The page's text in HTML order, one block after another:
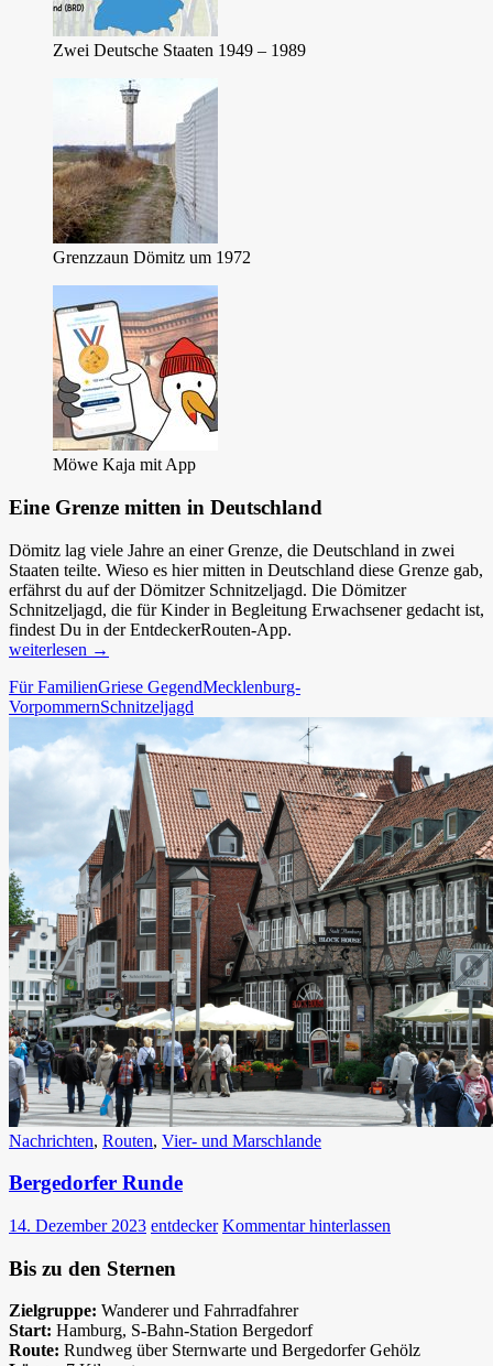
Zwei Deutsche Staaten 1949 – 1989
Grenzzaun Dömitz um 1972
Möwe Kaja mit App
Eine Grenze mitten in Deutschland
Dömitz lag viele Jahre an einer Grenze, die Deutschland in zwei
Staaten teilte. Wieso es hier mitten in Deutschland diese Grenze gab,
erfährst du auf der Dömitzer Schnitzeljagd. Die Dömitzer
Schnitzeljagd, die für Kinder in Begleitung Erwachsener gedacht ist,
findest Du in der EntdeckerRouten-App.
Dömitzer
weiterlesen →
Für FamilienGriese GegendMecklenburg-
VorpommernSchnitzeljagd
Nachrichten, Routen, Vier- und Marschlande
Bergedorfer Runde
14. Dezember 2023 entdecker Kommentar hinterlassen
Bis zu den Sternen
Zielgruppe: Wanderer und Fahrradfahrer
Start: Hamburg, S-Bahn-Station Bergedorf
Route: Rundweg über Sternwarte und Bergedorfer Gehölz